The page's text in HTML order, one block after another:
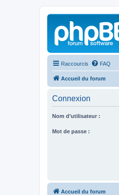
Raccourcis FAQ
Accueil du forum
Connexion
Nom d’utilisateur :
Mot de passe :
Accueil du forum